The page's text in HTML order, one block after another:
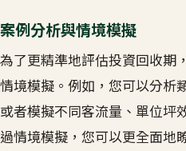
案例分析與情境模擬
為了更精準地評估投資回收期
情境模擬。例如，您可以分析
或者模擬不同客流量、單位坪
過情境模擬，您可以更全面地